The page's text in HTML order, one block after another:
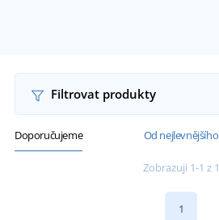
Filtrovat produkty
Doporučujeme Od nejlevnějšího
Zobrazuji 1-1 z 1
1